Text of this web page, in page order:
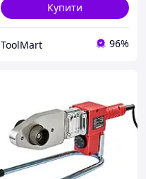
Купити
ToolMart 96%